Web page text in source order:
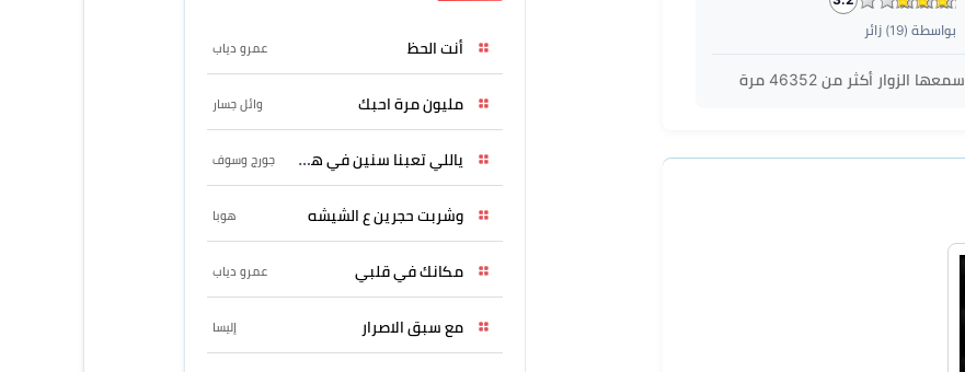
بواسطة (19) زائر
سمعها الزوار أكثر من46352 مرة
أنت الحظ عمرو دياب
مليون مرة احبك وائل جسار
ياللي تعبنا سنين في هواه جورج وسوف
وشربت حجرين ع الشيشه هوبا
مكانك في قلبي عمرو دياب
مع سبق الاصرار إليسا